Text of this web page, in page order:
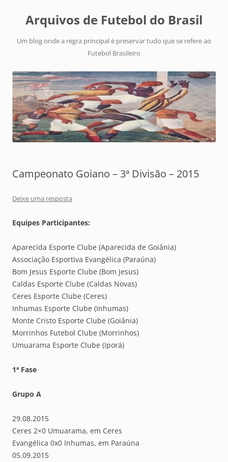
Arquivos de Futebol do Brasil
Um blog onde a regra principal é preservar tudo que se refere ao
Futebol Brasileiro
Campeonato Goiano – 3ª Divisão – 2015
Deixe uma resposta
Equipes Participantes:
Aparecida Esporte Clube (Aparecida de Goiânia)
Associação Esportiva Evangélica (Paraúna)
Bom Jesus Esporte Clube (Bom Jesus)
Caldas Esporte Clube (Caldas Novas)
Ceres Esporte Clube (Ceres)
Inhumas Esporte Clube (Inhumas)
Monte Cristo Esporte Clube (Goiânia)
Morrinhos Futebol Clube (Morrinhos)
Umuarama Esporte Clube (Iporá)
1ª Fase
Grupo A
29.08.2015
Ceres 2×0 Umuarama, em Ceres
Evangélica 0x0 Inhumas, em Paraúna
05.09.2015